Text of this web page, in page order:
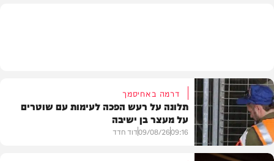
דרמה באחיסמך
תלונה על רעש הפכה לעימות עם שוטרים
על מעצר בן ישיבה
09:16
09/08/26דוד חדד